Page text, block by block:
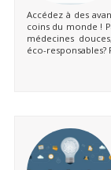
Accédez à des
coins du monde !
médecines
éco-responsables?